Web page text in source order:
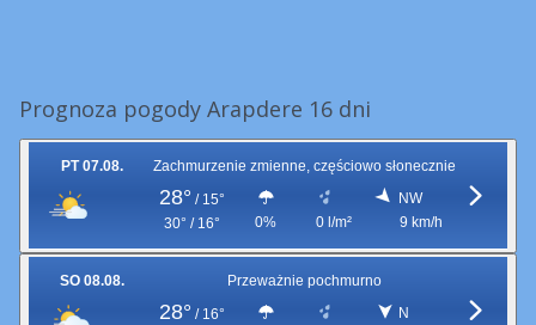
Prognoza pogody Arapdere 16 dni
PT 07.08. Zachmurzenie zmienne, częściowo słonecznie
28° / 15°
30° / 16°
0% 0 l/m²
NW
9 km/h
SO 08.08. Przeważnie pochmurno
28° / 16°
N